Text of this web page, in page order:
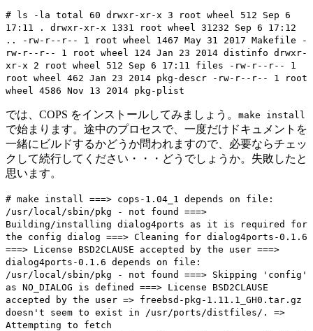
# ls -la total 60 drwxr-xr-x 3 root wheel 512 Sep 6
17:11 . drwxr-xr-x 1331 root wheel 31232 Sep 6 17:12
.. -rw-r--r-- 1 root wheel 1467 May 31 2017 Makefile -
rw-r--r-- 1 root wheel 124 Jan 23 2014 distinfo drwxr-
xr-x 2 root wheel 512 Sep 6 17:11 files -rw-r--r-- 1
root wheel 462 Jan 23 2014 pkg-descr -rw-r--r-- 1 root
wheel 4586 Nov 13 2014 pkg-plist
では、COPS をインストールしてみましょう。 make install
で始まります。途中のプロセスで、一度だけドキュメントを
一緒にビルドするかどうか問われますので、必要ならチェッ
クして続行してください・・・どうでしょうか。失敗したと
思います。
# make install ===> cops-1.04_1 depends on file:
/usr/local/sbin/pkg - not found ===>
Building/installing dialog4ports as it is required for
the config dialog ===> Cleaning for dialog4ports-0.1.6
===> License BSD2CLAUSE accepted by the user ===>
dialog4ports-0.1.6 depends on file:
/usr/local/sbin/pkg - not found ===> Skipping 'config'
as NO_DIALOG is defined ===> License BSD2CLAUSE
accepted by the user => freebsd-pkg-1.11.1_GH0.tar.gz
doesn't seem to exist in /usr/ports/distfiles/. =>
Attempting to fetch